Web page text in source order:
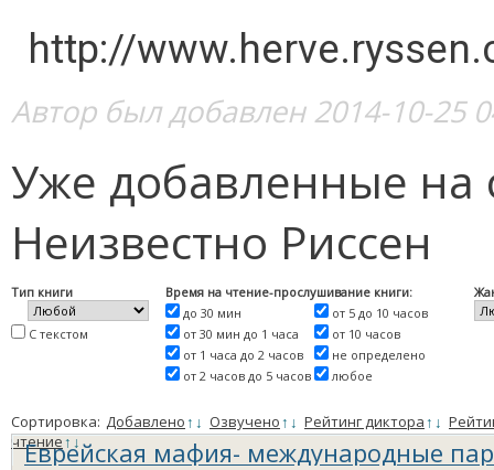
http://
Автор был добавлен 2014-10-25
Уже добавленные на
Неизвестно Риссен
Тип книги
С текстом
Время на чтение-прослушивание книги:
до 30 мин
от 30 мин до 1 часа
от 1 часа до 2 часов
от 2 часов до 5 часов
от 5 до 10 часов
от 10 часов
не определено
любое
Сортировка: Добавлено↑ ↓ Озвучено↑ ↓ Рейтинг диктора↑ ↓
чтение↑↓
Еврейская мафия- международные